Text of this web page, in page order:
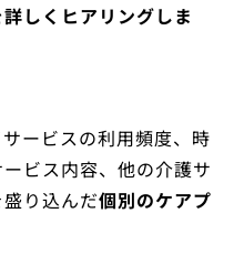
しくヒアリングしま
ービスの利用頻度、時
ビス内容、他の介護サ
り込んだ個別のケアプ